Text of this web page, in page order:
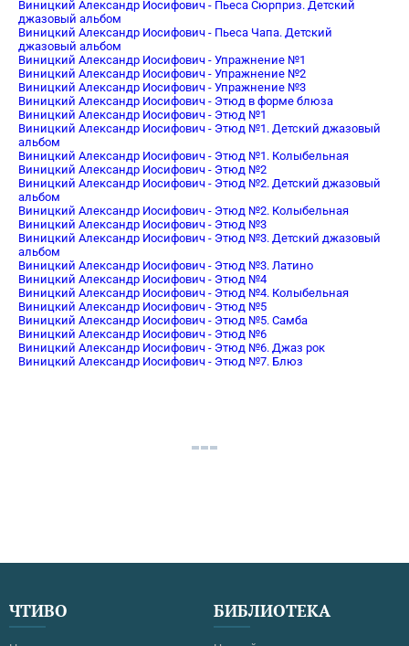
Виницкий Александр Иосифович - Пьеса Сюрприз. Детский
джазовый альбом
Виницкий Александр Иосифович - Пьеса Чапа. Детский
джазовый альбом
Виницкий Александр Иосифович - Упражнение №1
Виницкий Александр Иосифович - Упражнение №2
Виницкий Александр Иосифович - Упражнение №3
Виницкий Александр Иосифович - Этюд в форме блюза
Виницкий Александр Иосифович - Этюд №1
Виницкий Александр Иосифович - Этюд №1. Детский джазовый
альбом
Виницкий Александр Иосифович - Этюд №1. Колыбельная
Виницкий Александр Иосифович - Этюд №2
Виницкий Александр Иосифович - Этюд №2. Детский джазовый
альбом
Виницкий Александр Иосифович - Этюд №2. Колыбельная
Виницкий Александр Иосифович - Этюд №3
Виницкий Александр Иосифович - Этюд №3. Детский джазовый
альбом
Виницкий Александр Иосифович - Этюд №3. Латино
Виницкий Александр Иосифович - Этюд №4
Виницкий Александр Иосифович - Этюд №4. Колыбельная
Виницкий Александр Иосифович - Этюд №5
Виницкий Александр Иосифович - Этюд №5. Самба
Виницкий Александр Иосифович - Этюд №6
Виницкий Александр Иосифович - Этюд №6. Джаз рок
Виницкий Александр Иосифович - Этюд №7. Блюз
ЧТИВО БИБЛИОТЕКА